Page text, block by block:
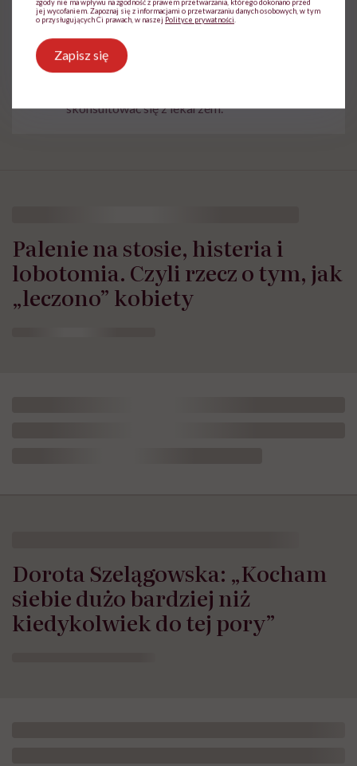
i
Treści zawarte w serwisie mają wyłącznie
charakter informacyjny i nie stanowią porady
skonsultować się z lekarzem.
Palenie na stosie, histeria i
lobotomia. Czyli rzecz o tym, jak
„leczono” kobiety
Dorota Szelągowska: „Kocham
siebie dużo bardziej niż
kiedykolwiek do tej pory”
jej wycofaniem. Zapoznaj się z informacjami o przetwarzaniu danych osobowych, w tym
o przysługujących Ci prawach, w naszej Polityce prywatności
Zapisz się